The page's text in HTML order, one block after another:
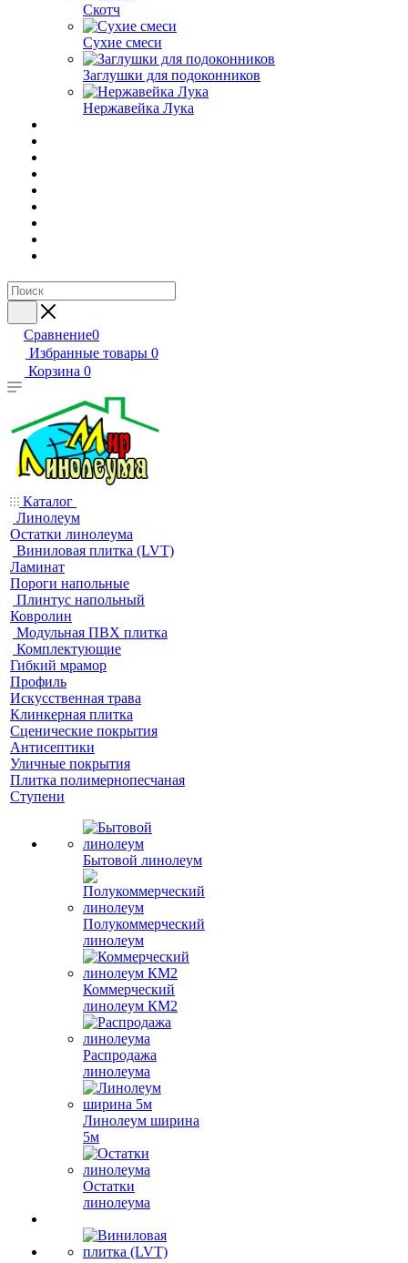
Скотч
Сухие смеси
Заглушки для подоконников
Нержавейка Лука
Сравнение0
Избранные товары 0
Корзина 0
Каталог
Линолеум
Остатки линолеума
Виниловая плитка (LVT)
Ламинат
Пороги напольные
Плинтус напольный
Ковролин
Модульная ПВХ плитка
Комплектующие
Гибкий мрамор
Профиль
Искусственная трава
Клинкерная плитка
Сценические покрытия
Антисептики
Уличные покрытия
Плитка полимернопесчаная
Ступени
Бытовой линолеум
Полукоммерческий
линолеум
Коммерческий
линолеум КМ2
Распродажа
линолеума
Линолеум ширина
5м
Остатки
линолеума